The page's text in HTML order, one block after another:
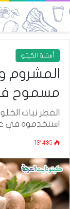
أسئلة الكيتو
المشروم
مسموح
الفطر نبات
استخدموه في
13٬435